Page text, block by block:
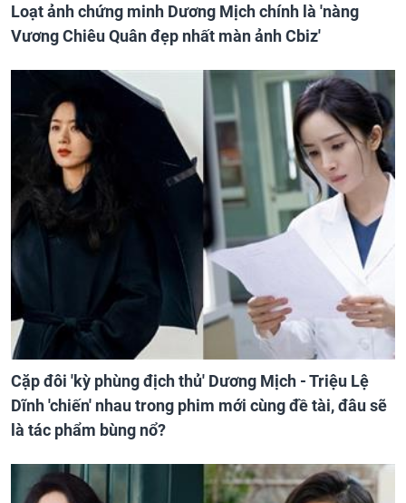
Loạt ảnh chứng minh Dương Mịch chính là 'nàng
Vương Chiêu Quân đẹp nhất màn ảnh Cbiz'
Cặp đôi 'kỳ phùng địch thủ' Dương Mịch - Triệu Lệ
Dĩnh 'chiến' nhau trong phim mới cùng đề tài, đâu sẽ
là tác phẩm bùng nổ?